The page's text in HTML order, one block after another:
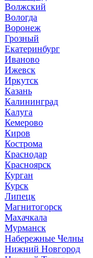
Волжский
Вологда
Воронеж
Грозный
Екатеринбург
Иваново
Ижевск
Иркутск
Казань
Калининград
Калуга
Кемерово
Киров
Кострома
Краснодар
Красноярск
Курган
Курск
Липецк
Магнитогорск
Махачкала
Мурманск
Набережные Челны
Нижний Новгород